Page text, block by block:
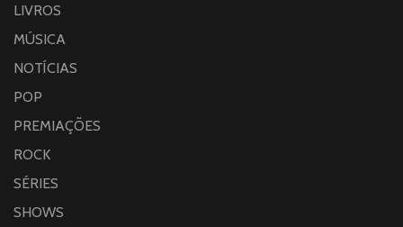
LIVROS
MÚSICA
NOTÍCIAS
POP
PREMIAÇÕES
ROCK
SÉRIES
SHOWS